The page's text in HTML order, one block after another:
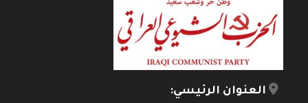
العنوان الرئيسي: